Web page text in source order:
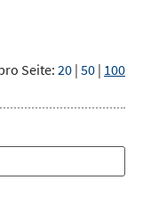
Seite:20 | 50 | 100